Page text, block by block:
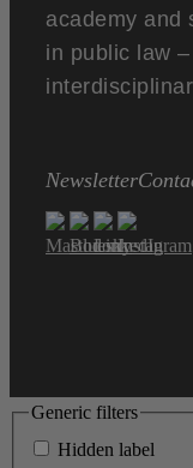
academy and
in public law
Newsletter
Generic filters
Hidden label